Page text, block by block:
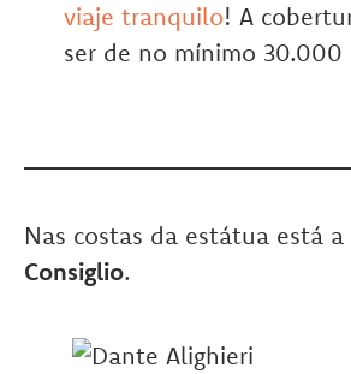
viaje tranquilo! A
ser de no mínimo 30.000
Nas costas da estátua está a
Consiglio.